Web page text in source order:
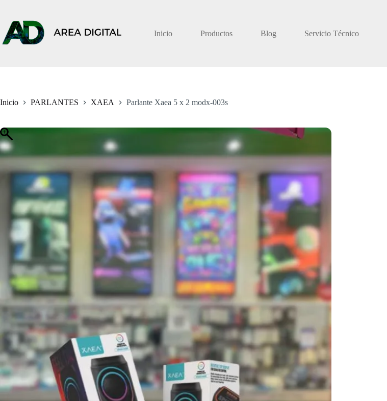
contenido
Inicio
Productos Blog Servicio Técnico
Inicio PARLANTES XAEA Parlante Xaea 5 x 2 modx-003s